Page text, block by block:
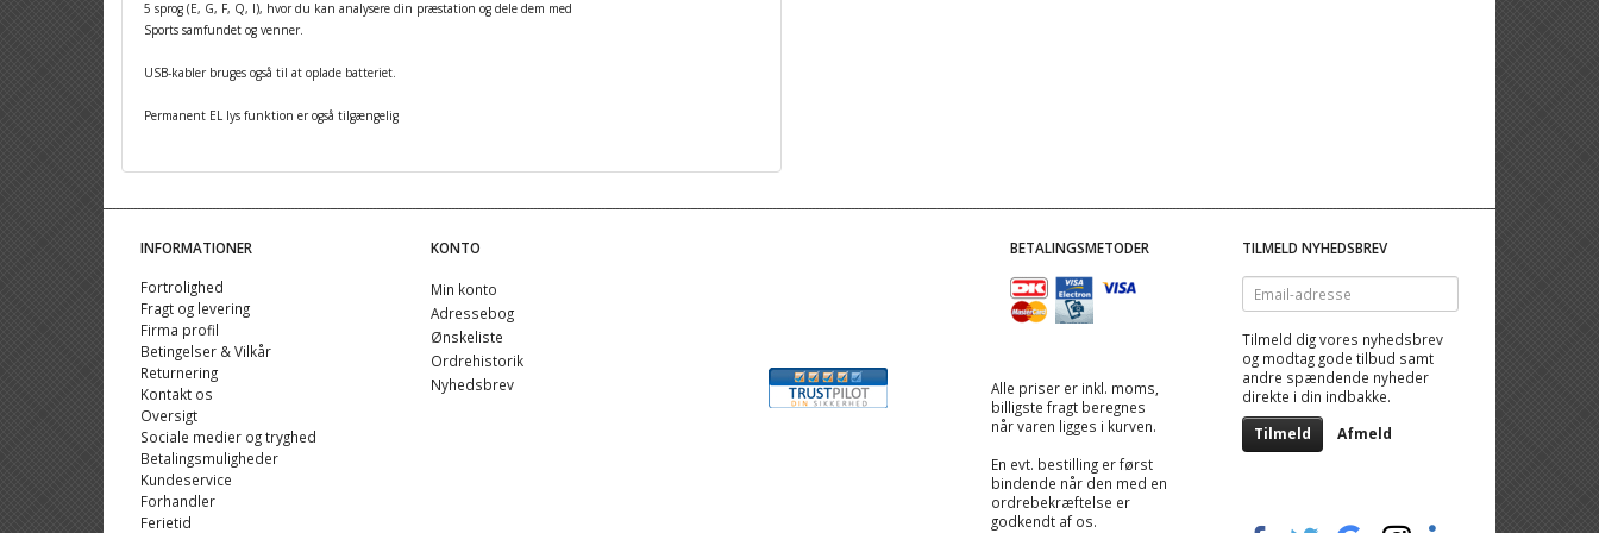
5 sprog (E, G, F, Q, I), hvor du kan analysere din præstation og dele dem med
Sports samfundet og venner.
USB-kabler bruges også til at oplade batteriet.
Permanent EL lys funktion er også tilgængelig
INFORMATIONER
Fortrolighed
Fragt og levering
Firma profil
Betingelser & Vilkår
Returnering
Kontakt os
Oversigt
Sociale medier og tryghed
Betalingsmuligheder
Kundeservice
Forhandler
Ferietid
KONTO
Min konto
Adressebog
Ønskeliste
Ordrehistorik
Nyhedsbrev
BETALINGSMETODER
Alle priser er inkl. moms,
billigste fragt beregnes
når varen ligges i kurven.
En evt. bestilling er først
bindende når den med en
ordrebekræftelse er
godkendt af os.
TILMELD NYHEDSBREV
Email-
adresse
Tilmeld dig vores nyhedsbrev
og modtag gode tilbud samt
andre spændende nyheder
direkte i din indbakke.
Tilmeld Afmeld